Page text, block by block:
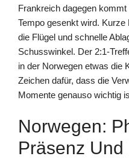
Frankreich dagegen
Tempo gesenkt wird.
die Flügel und schnelle
Schusswinkel. Der 2:1-
in der Norwegen etwas die
Zeichen dafür, dass die
Momente genauso wichtig
Norwegen:
Präsenz Und